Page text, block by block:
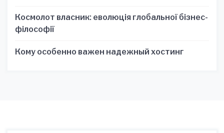
Космолот власник: еволюція глобальної бізнес-
філософії
Кому особенно важен надежный хостинг